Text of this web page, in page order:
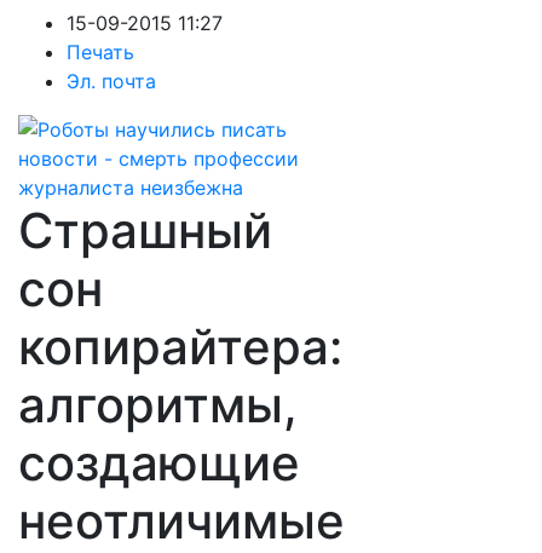
15-09-2015 11:27
Печать
Эл. почта
Страшный
сон
копирайтера:
алгоритмы,
создающие
неотличимые